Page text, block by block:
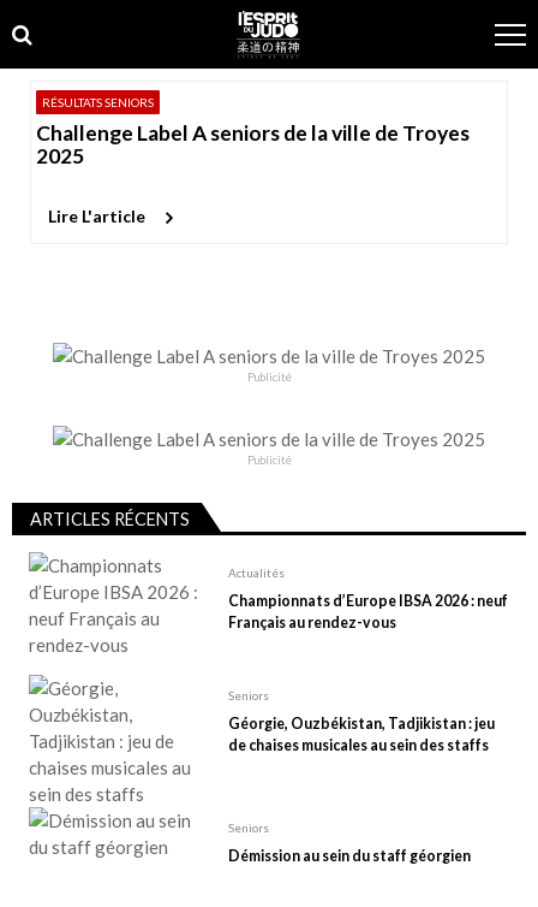
to
navigation
to
content
RÉSULTATS SENIORS
Challenge Label A seniors de la ville de Troyes
2025
Lire L'article
Publicité
Publicité
ARTICLES RÉCENTS
Actualités
Championnats d’Europe IBSA 2026 : neuf
Français au rendez-vous
Seniors
Géorgie, Ouzbékistan, Tadjikistan : jeu
de chaises musicales au sein des staffs
Seniors
Démission au sein du staff géorgien